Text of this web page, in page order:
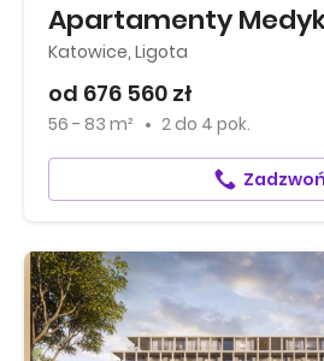
Apartamenty
Katowice, Ligota
od 676 560 zł
56 - 83 m² 2 do 4 pok.
Zadzwoń